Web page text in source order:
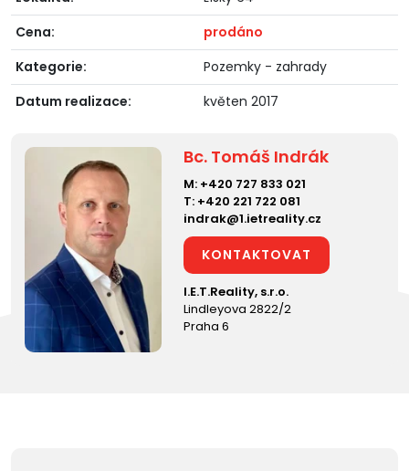
Cena:
prodáno
Kategorie:
Pozemky - zahrady
Datum realizace:
květen 2017
Bc. Tomáš Indrák
M: +420 727 833 021
T: +420 221 722 081
indrak@1.ietreality.cz
KONTAKTOVAT
I.E.T.Reality, s.r.o.
Lindleyova 2822/2
Praha 6